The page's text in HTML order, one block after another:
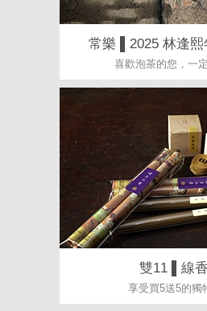
常樂 ▌2025 林逢熙
喜歡泡茶的您，一
雙11 ▌線
享受買5送5的獨